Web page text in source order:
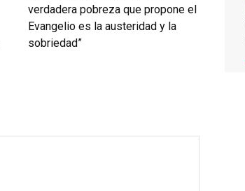
verdadera pobreza que propone el
Evangelio es la austeridad y la
sobriedad”